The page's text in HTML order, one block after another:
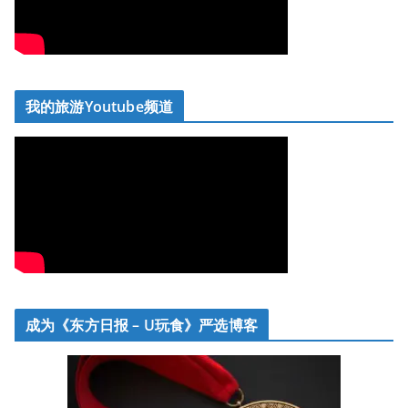
我的旅游Youtube频道
成为《东方日报 – U玩食》严选博客